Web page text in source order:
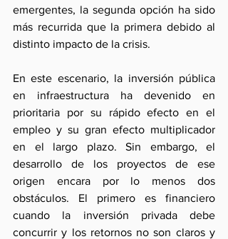
emergentes, la segunda opción ha sido
más recurrida que la primera debido al
distinto impacto de la crisis.
En este escenario, la inversión pública
en infraestructura ha devenido en
prioritaria por su rápido efecto en el
empleo y su gran efecto multiplicador
en el largo plazo. Sin embargo, el
desarrollo de los proyectos de ese
origen encara por lo menos dos
obstáculos. El primero es financiero
cuando la inversión privada debe
concurrir y los retornos no son claros y